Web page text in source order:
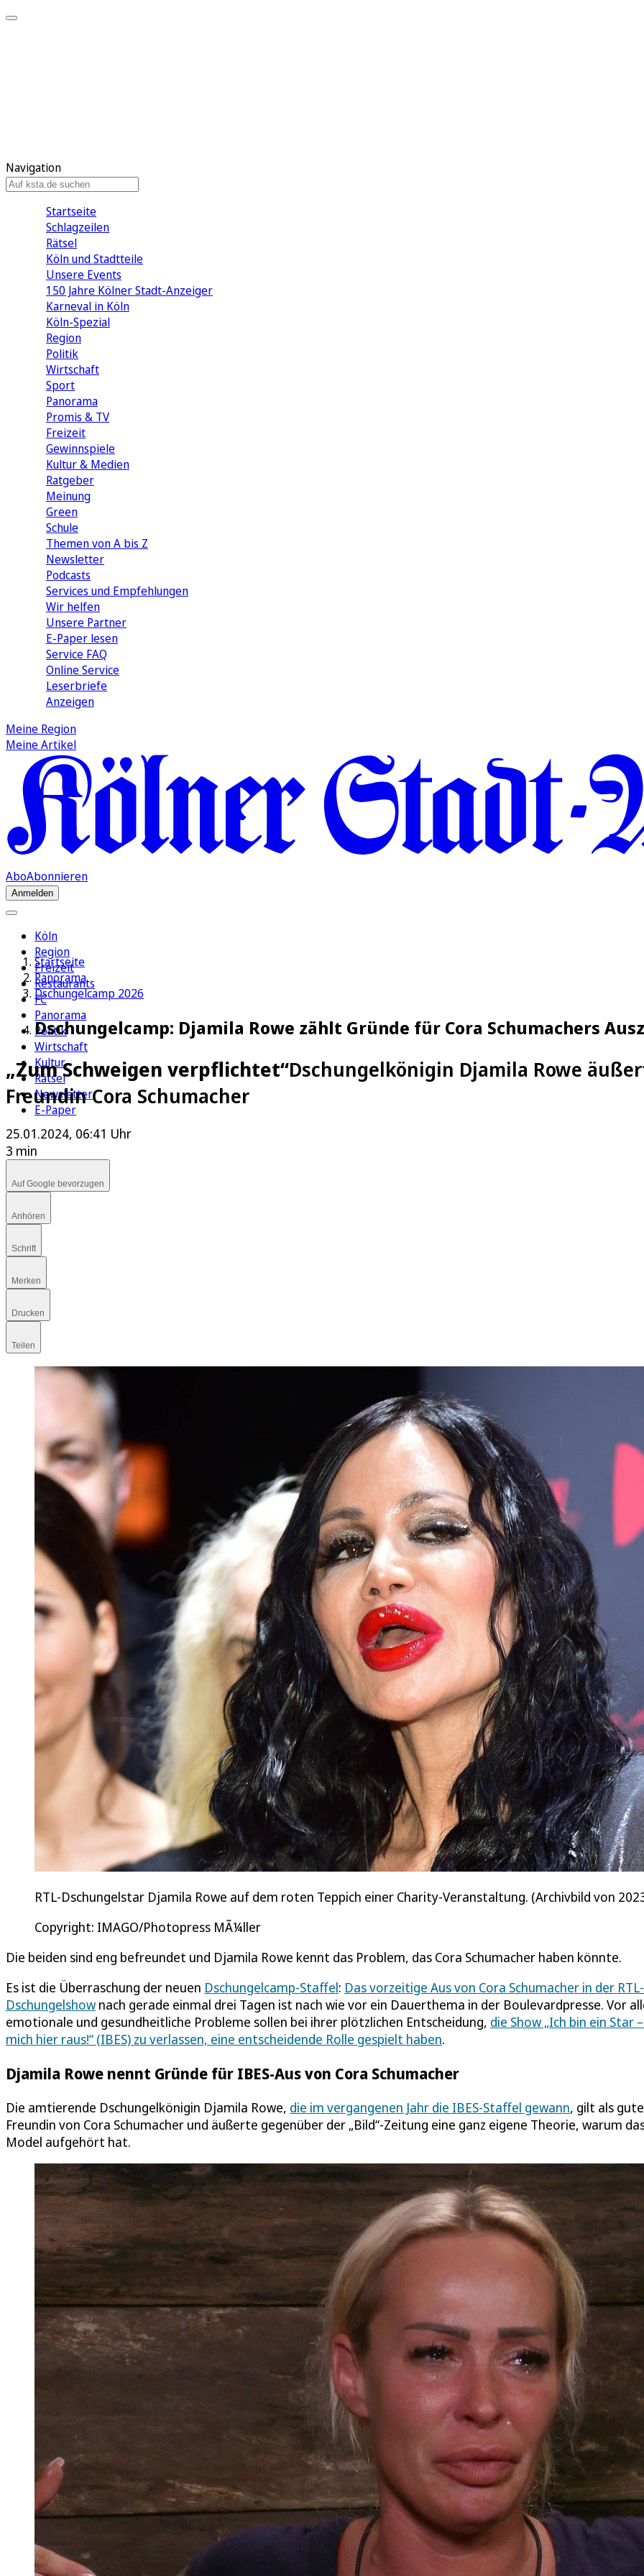
Navigation
Startseite
Schlagzeilen
Rätsel
Köln und Stadtteile
Unsere Events
150 Jahre Kölner Stadt-Anzeiger
Karneval in Köln
Köln-Spezial
Region
Politik
Wirtschaft
Sport
Panorama
Promis & TV
Freizeit
Gewinnspiele
Kultur & Medien
Ratgeber
Meinung
Green
Schule
Themen von A bis Z
Newsletter
Podcasts
Services und Empfehlungen
Wir helfen
Unsere Partner
E-Paper lesen
Service FAQ
Online Service
Leserbriefe
Anzeigen
Meine Region
Meine Artikel
AboAbonnieren
Anmelden
Köln
Region
Freizeit
Restaurants
FC
Panorama
Politik
Wirtschaft
Kultur
Rätsel
Newsletter
E-Paper
Startseite
Panorama
Dschungelcamp 2026
Dschungelcamp: Djamila Rowe zählt Gründe für Cora Schumachers
„Zum Schweigen verpflichtet“Dschungelkönigin Djamila Rowe
Freundin Cora Schumacher
25.01.2024, 06:41 Uhr
3 min
Auf Google bevorzugen
Anhören
Schrift
Merken
Drucken
Teilen
RTL-Dschungelstar Djamila Rowe auf dem roten Teppich einer Charity-Veranstaltung. (Archivbild von
Copyright: IMAGO/Photopress MÃ¼ller
Die beiden sind eng befreundet und Djamila Rowe kennt das Problem, das Cora Schumacher haben könnte.
Es ist die Überraschung der neuen Dschungelcamp-Staffel: Das vorzeitige Aus von Cora Schumacher in der RTL-
Dschungelshow nach gerade einmal drei Tagen ist nach wie vor ein Dauerthema in der Boulevardpresse. Vor
emotionale und gesundheitliche Probleme sollen bei ihrer plötzlichen Entscheidung, die Show „Ich bin ein Star
mich hier raus!“ (IBES) zu verlassen, eine entscheidende Rolle gespielt haben.
Djamila Rowe nennt Gründe für IBES-Aus von Cora Schumacher
Die amtierende Dschungelkönigin Djamila Rowe, die im vergangenen Jahr die IBES-Staffel gewann, gilt als gute
Freundin von Cora Schumacher und äußerte gegenüber der „Bild“-Zeitung eine ganz eigene Theorie, warum
Model aufgehört hat.